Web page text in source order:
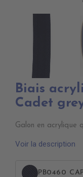
Biais
Cadet
Galon en acrylique
Voir la description
PB0460